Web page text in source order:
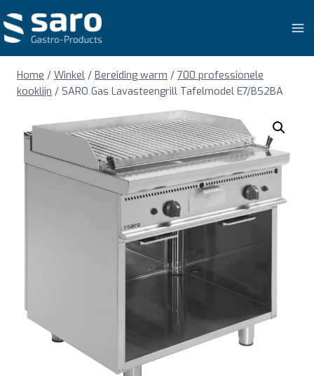
naar
inhoud
Home / Winkel / Bereiding warm / 700 professionele
kooklijn / SARO Gas Lavasteengrill Tafelmodel E7/BS2BA